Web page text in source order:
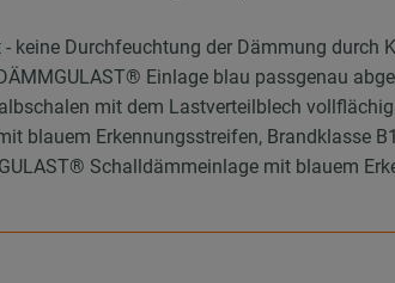
Durchfeuchtung der Dämmung durch
Einlage blau passgenau
mit dem Lastverteilblech
blauem Erkennungsstreifen, Brandklasse
Schalldämmeinlage mit blauem